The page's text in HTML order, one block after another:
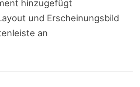
hinzugefügt
und Erscheinungsbild
an